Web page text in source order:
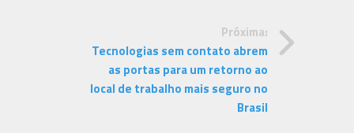
Próxima:
Tecnologias sem contato abrem
as portas para um retorno ao
local de trabalho mais seguro no
Brasil